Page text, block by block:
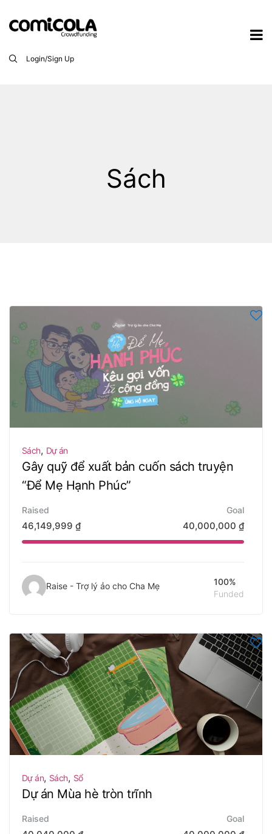
Login/Sign Up
Sách
Sách, Dự án
Gây quỹ để xuất bản cuốn sách truyện
“Để Mẹ Hạnh Phúc”
46,149,999 ₫
Raised
40,000,000 ₫
Goal
Raise - Trợ lý ảo cho Cha Mẹ
100%
Funded
Dự án, Sách, Sổ
Dự án Mùa hè tròn trĩnh
Raised Goal